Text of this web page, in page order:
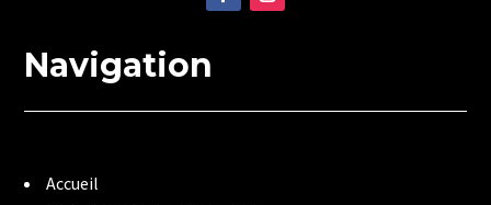
Navigation
Accueil